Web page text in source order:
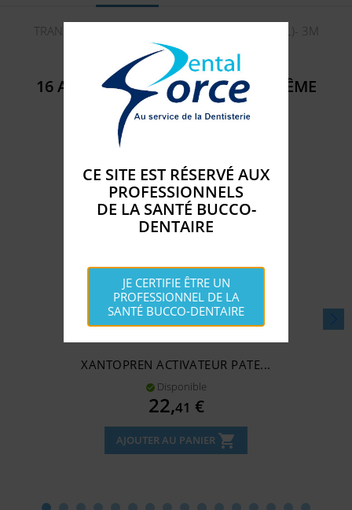
TRANSBOND XT LIQUIDE PRIMER (flacon de 6ML)- 3M
16 AUTRES PRODUITS DANS LA MÊME
CATÉGORIE :
XANTOPREN ACTIVATEUR PATE...
 Disponible
Prix
22,41 €
AJOUTER AU PANIER shopping_cart
CE SITE EST RÉSERVÉ AUX
PROFESSIONNELS
DE LA SANTÉ BUCCO-
DENTAIRE
JE CERTIFIE ÊTRE UN
PROFESSIONNEL DE LA
SANTÉ BUCCO-DENTAIRE